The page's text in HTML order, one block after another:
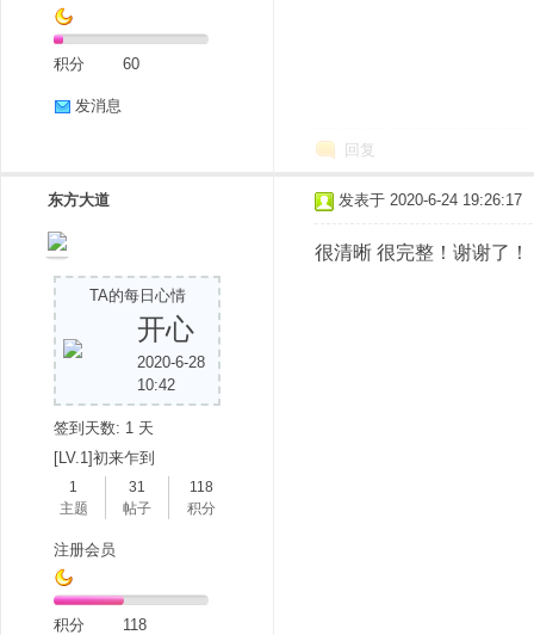
积分 60
发消息
回复
东方大道
TA的每日心情
开心
2020-6-28
10:42
签到天数: 1 天
[LV.1]初来乍到
1
主题
31
帖子
118
积分
注册会员
积分 118
发表于 2020-6-24 19:26:17
很清晰 很完整！谢谢了！